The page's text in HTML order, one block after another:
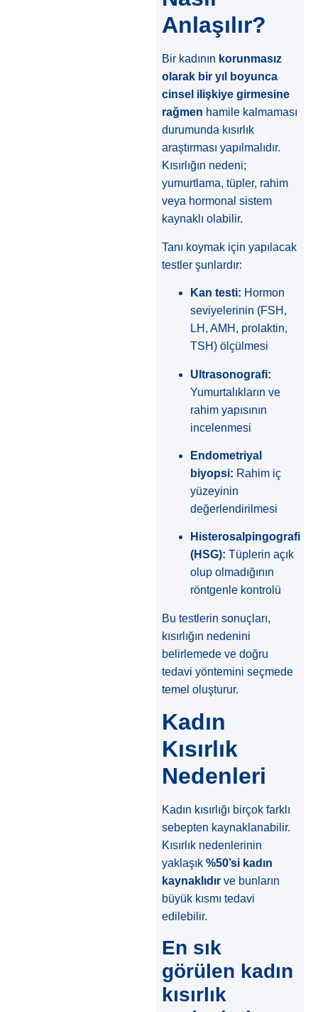
Anlaşılır?
Bir kadının korunmasız
olarak bir yıl boyunca
cinsel ilişkiye girmesine
rağmen hamile kalmaması
durumunda kısırlık
araştırması yapılmalıdır.
Kısırlığın nedeni;
yumurtlama, tüpler, rahim
veya hormonal sistem
kaynaklı olabilir.
Tanı koymak için yapılacak
testler şunlardır:
Kan testi: Hormon
seviyelerinin (FSH,
LH, AMH, prolaktin,
TSH) ölçülmesi
Ultrasonografi:
Yumurtalıkların ve
rahim yapısının
incelenmesi
Endometriyal
biyopsi: Rahim iç
yüzeyinin
değerlendirilmesi
Histerosalpingografi
(HSG): Tüplerin açık
olup olmadığının
röntgenle kontrolü
Bu testlerin sonuçları,
kısırlığın nedenini
belirlemede ve doğru
tedavi yöntemini seçmede
temel oluşturur.
Kadın
Kısırlık
Nedenleri
Kadın kısırlığı birçok farklı
sebepten kaynaklanabilir.
Kısırlık nedenlerinin
yaklaşık %50’si kadın
kaynaklıdır ve bunların
büyük kısmı tedavi
edilebilir.
En sık
görülen kadın
kısırlık